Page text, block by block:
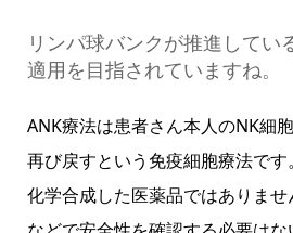
リンパ球バンクが推進してい
適用を目指されていますね。
ANK療法は患者さん本人のNK細
再び戻すという免疫細胞療法です。
化学合成した医薬品ではありま